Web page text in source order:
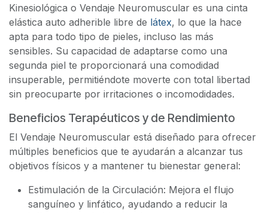
Kinesiológica o Vendaje Neuromuscular es una cinta
elástica auto adherible libre de látex, lo que la hace
apta para todo tipo de pieles, incluso las más
sensibles. Su capacidad de adaptarse como una
segunda piel te proporcionará una comodidad
insuperable, permitiéndote moverte con total libertad
sin preocuparte por irritaciones o incomodidades.
Beneficios Terapéuticos y de Rendimiento
El Vendaje Neuromuscular está diseñado para ofrecer
múltiples beneficios que te ayudarán a alcanzar tus
objetivos físicos y a mantener tu bienestar general:
Estimulación de la Circulación: Mejora el flujo
sanguíneo y linfático, ayudando a reducir la